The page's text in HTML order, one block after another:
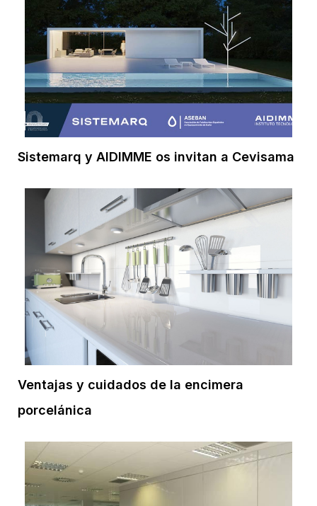
Sistemarq y AIDIMME os invitan a Cevisama
Ventajas y cuidados de la encimera
porcelánica